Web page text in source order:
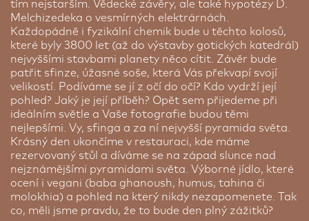
GO Parking
Využijte zvýhodněné parkování v nedaleké
blízkosti pražského letiště. Použijte následující
odkazhttps://www.goparking.cz/rezervace/?
tím nejstarším. Vědecké závěry, ale také hypotézy D.
Melchizedeka o vesmírných elektrárnách.
Každopádně i fyzikální chemik bude u těchto kolosů,
které byly 3800 let (až do výstavby gotických katedrál)
nejvyššími stavbami planety něco cítit. Závěr bude
patřit sfinze, úžasné soše, která Vás překvapí svojí
velikostí. Podíváme se jí z očí do očí? Kdo vydrží její
pohled? Jaký je její příběh? Opět sem přijedeme při
ideálním světle a Vaše fotografie budou těmi
nejlepšími. Vy, sfinga a za ní nejvyšší pyramida světa.
Krásný den ukončíme v restauraci, kde máme
rezervovaný stůl a díváme se na západ slunce nad
nejznámějšími pyramidami světa. Výborné jídlo, které
ocení i vegani (baba ghanoush, humus, tahina či
molokhia) a pohled na který nikdy nezapomenete. Tak
co, měli jsme pravdu, že to bude den plný zážitků?